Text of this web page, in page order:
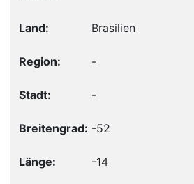
Brasilien
-
-
-52
-14